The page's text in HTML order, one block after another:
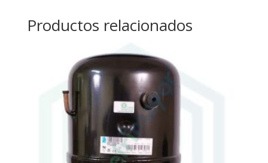
Productos relacionados